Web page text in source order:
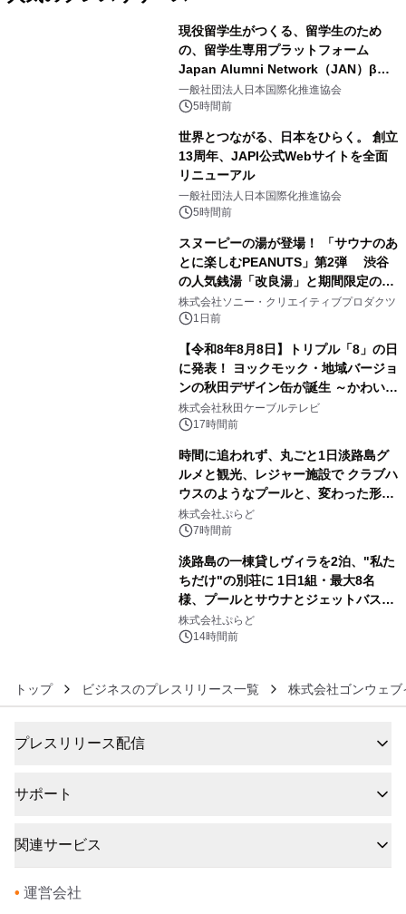
現役留学生がつくる、留学生のため
の、留学生専用プラットフォーム
Japan Alumni Network（JAN）β版
をリリース
一般社団法人日本国際化推進協会
5時間前
世界とつながる、日本をひらく。 創立
13周年、JAPI公式Webサイトを全面
リニューアル
一般社団法人日本国際化推進協会
5時間前
スヌーピーの湯が登場！ 「サウナのあ
とに楽しむPEANUTS」第2弾 渋谷
の人気銭湯「改良湯」と期間限定のコ
ラボレーション サウナイキタイコラ
ボグッズも発売決定！
株式会社ソニー・クリエイティブプロダクツ
1日前
【令和8年8月8日】トリプル「8」の日
に発表！ ヨックモック・地域バージョ
ンの秋田デザイン缶が誕生 ～かわいい
秋田犬の子犬と秋田の四季と名所を巡
るパッケージ～ 9月1日(火)秋田県内で
株式会社秋田ケーブルテレビ
17時間前
時間に追われず、丸ごと1日淡路島グ
ルメと観光、レジャー施設で クラブハ
ウスのようなプールと、変わった形の
サウナも 「THE BOXY AWAJI」のお
得な素泊まり連泊プランで
株式会社ぷらど
7時間前
淡路島の一棟貸しヴィラを2泊、"私た
ちだけ"の別荘に 1日1組・最大8名
様、プールとサウナとジェットバス付
きで Villa Mon Temps AWAJIの連泊
素泊りプラン
株式会社ぷらど
14時間前
トップ ビジネスのプレスリリース一覧 株式会社ゴンウェ
プレスリリース配信
サポート
関連サービス
• 運営会社